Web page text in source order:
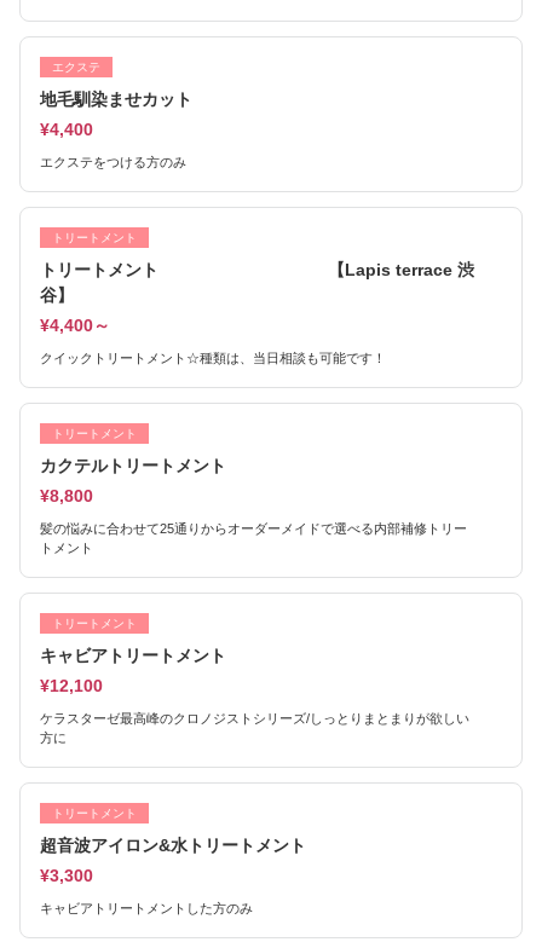
エクステ
地毛馴染ませカット
¥4,400
エクステをつける方のみ
トリートメント
トリートメント 【Lapis terrace 渋
谷】
¥4,400～
クイックトリートメント☆種類は、当日相談も可能です！
トリートメント
カクテルトリートメント
¥8,800
髪の悩みに合わせて25通りからオーダーメイドで選べる内部補修トリー
トメント
トリートメント
キャビアトリートメント
¥12,100
ケラスターゼ最高峰のクロノジストシリーズ/しっとりまとまりが欲しい
方に
トリートメント
超音波アイロン&水トリートメント
¥3,300
キャビアトリートメントした方のみ